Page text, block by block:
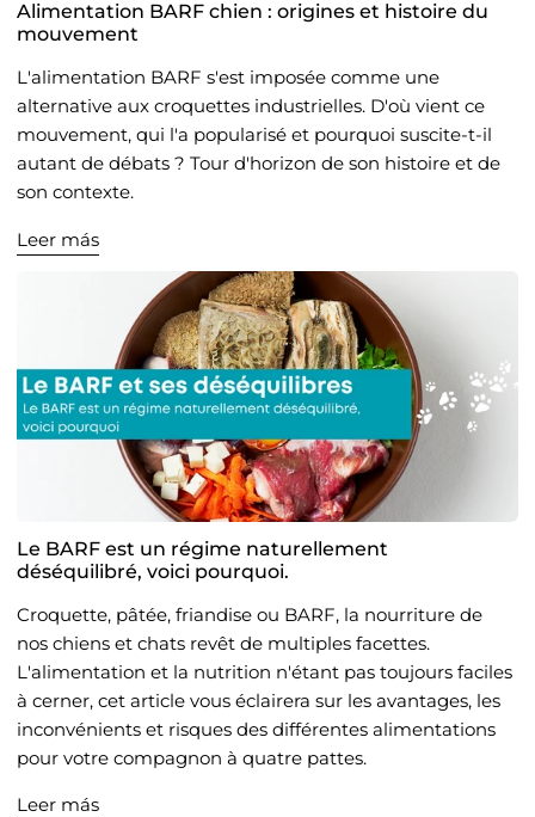
Alimentation BARF chien : origines et histoire du
mouvement
L'alimentation BARF s'est imposée comme une
alternative aux croquettes industrielles. D'où vient ce
mouvement, qui l'a popularisé et pourquoi suscite-t-il
autant de débats ? Tour d'horizon de son histoire et de
son contexte.
Leer más
Le BARF est un régime naturellement
déséquilibré, voici pourquoi.
Croquette, pâtée, friandise ou BARF, la nourriture de
nos chiens et chats revêt de multiples facettes.
L'alimentation et la nutrition n'étant pas toujours faciles
à cerner, cet article vous éclairera sur les avantages, les
inconvénients et risques des différentes alimentations
pour votre compagnon à quatre pattes.
Leer más